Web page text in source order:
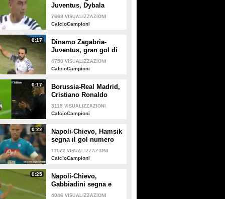
Juventus, Dybala
esulta dopo un gol
favoloso
7668 VISUALIZZAZIONI
CalcioCampioni
0:17
Dinamo Zagabria-
Juventus, gran gol di
Higuaìn: l'esultanza dei
bianconeri
4758 VISUALIZZAZIONI
CalcioCampioni
0:17
Borussia-Real Madrid,
Cristiano Ronaldo
segna e Zidane lo
applaude
3115 VISUALIZZAZIONI
CalcioCampioni
0:22
Napoli-Chievo, Hamsik
segna il gol numero
100: esultanza dedicata
al terzo figlio in arrivo
11172 VISUALIZZAZIONI
CalcioCampioni
0:25
Napoli-Chievo,
Gabbiadini segna e
sfoga tutta la sua
4046 VISUALIZZAZIONI